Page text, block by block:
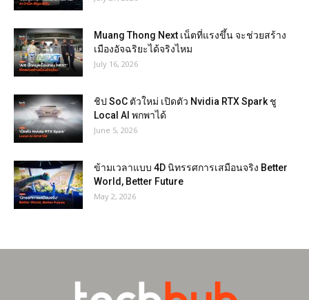
Muang Thong Next เน็ตที่แรงขึ้น จะช่วยสร้าง
เมืองอัจฉริยะได้จริงไหม
July 16, 2026
ชิป SoC ตัวใหม่ เปิดตัว Nvidia RTX Spark ชู
Local AI พกพาได้
June 5, 2026
ข้ามเวลาแบบ 4D นิทรรศการเสมือนจริง Better
World, Better Future
May 2, 2026